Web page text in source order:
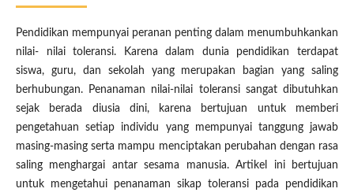
Pendidikan mempunyai peranan penting dalam menumbuhkankan
nilai- nilai toleransi. Karena dalam dunia pendidikan terdapat
siswa, guru, dan sekolah yang merupakan bagian yang saling
berhubungan. Penanaman nilai-nilai toleransi sangat dibutuhkan
sejak berada diusia dini, karena bertujuan untuk memberi
pengetahuan setiap individu yang mempunyai tanggung jawab
masing-masing serta mampu menciptakan perubahan dengan rasa
saling menghargai antar sesama manusia. Artikel ini bertujuan
untuk mengetahui penanaman sikap toleransi pada pendidikan